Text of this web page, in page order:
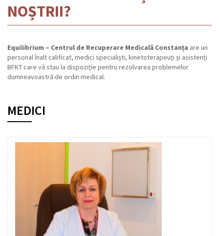
NOȘTRII?
Equilibrium – Centrul de Recuperare Medicală Constanța are un
personal înalt calificat, medici specialiști, kinetoterapeuți și asistenți
BFKT care vă stau la dispoziție pentru rezolvarea problemelor
dumneavoastră de ordin medical.
MEDICI